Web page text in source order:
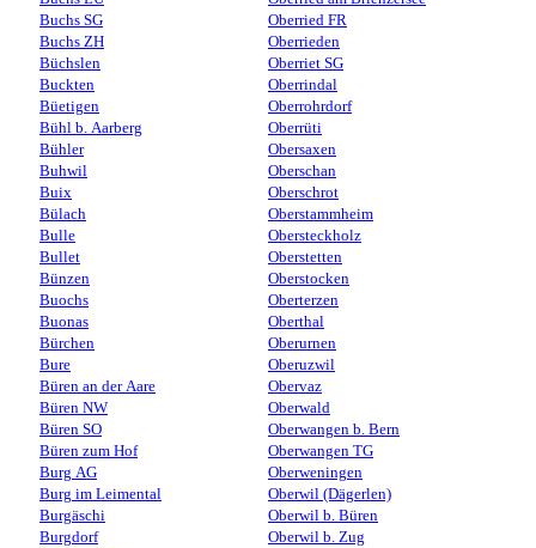
Buchs SG
Buchs ZH
Büchslen
Buckten
Büetigen
Bühl b. Aarberg
Bühler
Buhwil
Buix
Bülach
Bulle
Bullet
Bünzen
Buochs
Buonas
Bürchen
Bure
Büren an der Aare
Büren NW
Büren SO
Büren zum Hof
Burg AG
Burg im Leimental
Burgäschi
Burgdorf
Oberried FR
Oberrieden
Oberriet SG
Oberrindal
Oberrohrdorf
Oberrüti
Obersaxen
Oberschan
Oberschrot
Oberstammheim
Obersteckholz
Oberstetten
Oberstocken
Oberterzen
Oberthal
Oberurnen
Oberuzwil
Obervaz
Oberwald
Oberwangen b. Bern
Oberwangen TG
Oberweningen
Oberwil (Dägerlen)
Oberwil b. Büren
Oberwil b. Zug